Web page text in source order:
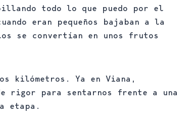
todo lo que puedo por el
eran pequeños bajaban a la
se convertían en unos frutos
kilómetros. Ya en Viana,
de rigor para sentarnos frente a una
etapa.